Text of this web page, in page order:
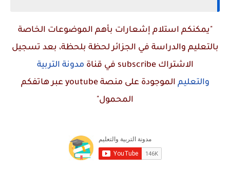
"يمكنكم استلام إشعارات بأهم الموضوعات الخاصة
بالتعليم والدراسة في الجزائر لحظة بلحظة، بعد تسجيل
الاشتراكsubscribe في قناة مدونة التربية
والتعليم الموجودة على منصةyoutube عبر هاتفكم
المحمول"